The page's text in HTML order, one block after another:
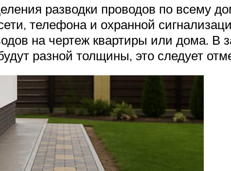
разводки проводов по всему
телефона и охранной
на чертеж квартиры или дома. В
разной толщины, это следует